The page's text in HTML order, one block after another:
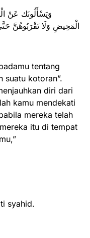
وَيَسْأَلُونَك عَنْ
الْمَحِيضِ وَلَا تَقْرَبُوهُنَّ
tentang
suatu kotoran”.
diri dari
kamu mendekati
mereka telah
itu di tempat
syahid.